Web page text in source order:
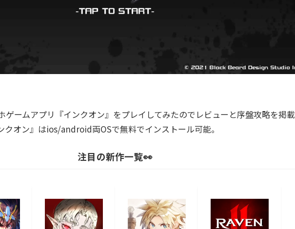
ゲームアプリ『インクオン』をプレイしてみたのでレビューと序盤攻略を掲載
クオン』はios/android両OSで無料でインストール可能。
注目の新作一覧👀